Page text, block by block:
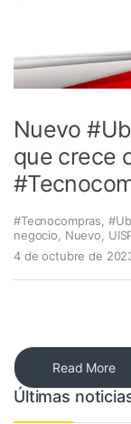
Nuevo
que crece
#Tecnocompras
negocio
Nuevo
4 de octubre de
Read More
Últimas